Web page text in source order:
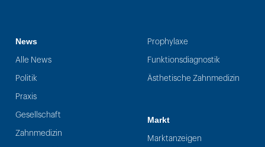
News
Alle News
Politik
Praxis
Gesellschaft
Zahnmedizin
Prophylaxe
Funktionsdiagnostik
Ästhetische Zahnmedizin
Markt
Marktanzeigen